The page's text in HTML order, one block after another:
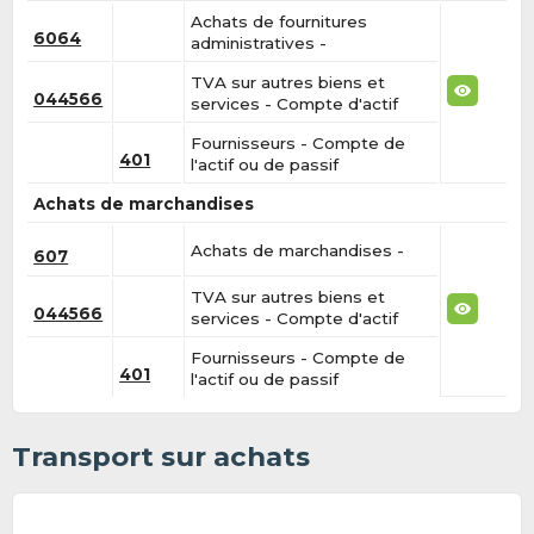
6064
Achats de fournitures
administratives -
044566
TVA sur autres biens et
services - Compte d'actif
401
Fournisseurs - Compte de
l'actif ou de passif
Achats de marchandises
607 Achats de marchandises -
044566
TVA sur autres biens et
services - Compte d'actif
401
Fournisseurs - Compte de
l'actif ou de passif
Transport sur achats